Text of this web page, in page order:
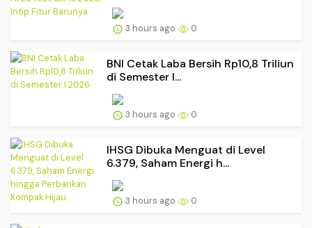
3 hours ago 0
BNI Cetak Laba Bersih Rp10,8 Triliun
di Semester I...
3 hours ago 0
IHSG Dibuka Menguat di Level
6.379, Saham Energi h...
3 hours ago 0